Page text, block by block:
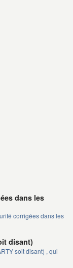
dans les
corrigées dans les
disant)
soit disant) , qui